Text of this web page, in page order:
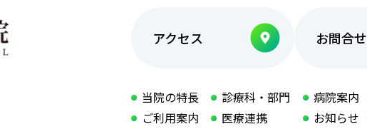
アクセス お問合せ
当院の特長
ご利用案内
診療科・部門
医療連携
病院案内
お知らせ